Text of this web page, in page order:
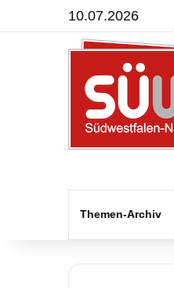
10.07.2026
Themen-Archiv